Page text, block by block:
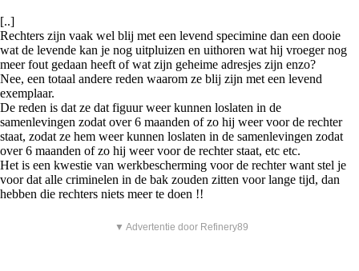
[..]
Rechters zijn vaak wel blij met een levend specimine dan een dooie
wat de levende kan je nog uitpluizen en uithoren wat hij vroeger nog
meer fout gedaan heeft of wat zijn geheime adresjes zijn enzo?
Nee, een totaal andere reden waarom ze blij zijn met een levend
exemplaar.
De reden is dat ze dat figuur weer kunnen loslaten in de
samenlevingen zodat over 6 maanden of zo hij weer voor de rechter
staat, zodat ze hem weer kunnen loslaten in de samenlevingen zodat
over 6 maanden of zo hij weer voor de rechter staat, etc etc.
Het is een kwestie van werkbescherming voor de rechter want stel je
voor dat alle criminelen in de bak zouden zitten voor lange tijd, dan
hebben die rechters niets meer te doen !!
▼ Advertentie door Refinery89